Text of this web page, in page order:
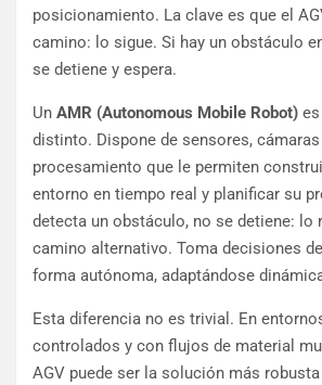
posicionamiento. La clave es que el
camino: lo sigue. Si hay un obstáculo
se detiene y espera.
Un AMR (Autonomous Mobile Robot)
distinto. Dispone de sensores,
procesamiento que le permiten
entorno en tiempo real y planificar su
detecta un obstáculo, no se detiene: lo
camino alternativo. Toma decisiones
forma autónoma, adaptándose
Esta diferencia no es trivial. En
controlados y con flujos de material
AGV puede ser la solución más